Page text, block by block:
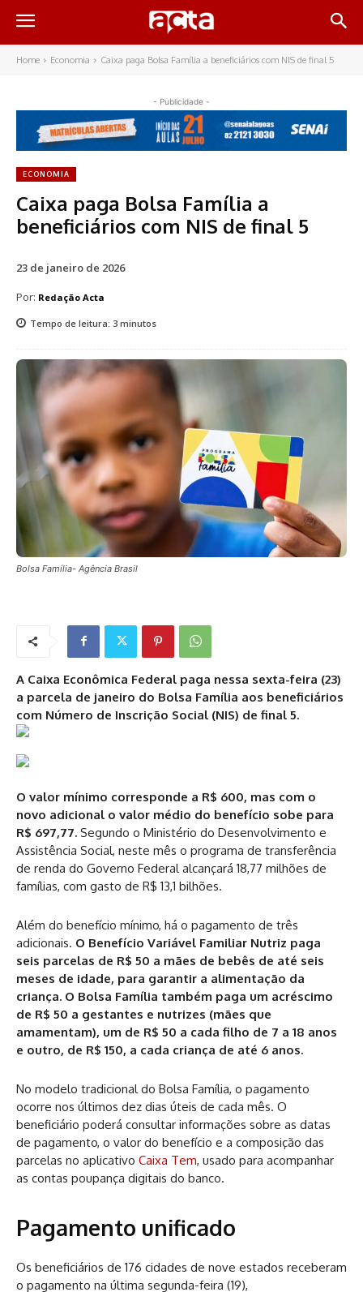
Home Economia Caixa paga Bolsa Família a beneficiários com NIS de final 5
- Publicidade -
ECONOMIA
Caixa paga Bolsa Família a
beneficiários com NIS de final 5
23 de janeiro de 2026
Por: Redação Acta
Tempo de leitura: 3 minutos
Bolsa Família- Agência Brasil
A Caixa Econômica Federal paga nessa sexta-feira (23)
a parcela de janeiro do Bolsa Família aos beneficiários
com Número de Inscrição Social (NIS) de final 5.
O valor mínimo corresponde a R$ 600, mas com o
novo adicional o valor médio do benefício sobe para
R$ 697,77. Segundo o Ministério do Desenvolvimento e
Assistência Social, neste mês o programa de transferência
de renda do Governo Federal alcançará 18,77 milhões de
famílias, com gasto de R$ 13,1 bilhões.
Além do benefício mínimo, há o pagamento de três
adicionais. O Benefício Variável Familiar Nutriz paga
seis parcelas de R$ 50 a mães de bebês de até seis
meses de idade, para garantir a alimentação da
criança. O Bolsa Família também paga um acréscimo
de R$ 50 a gestantes e nutrizes (mães que
amamentam), um de R$ 50 a cada filho de 7 a 18 anos
e outro, de R$ 150, a cada criança de até 6 anos.
No modelo tradicional do Bolsa Família, o pagamento
ocorre nos últimos dez dias úteis de cada mês. O
beneficiário poderá consultar informações sobre as datas
de pagamento, o valor do benefício e a composição das
parcelas no aplicativo Caixa Tem, usado para acompanhar
as contas poupança digitais do banco.
Pagamento unificado
Os beneficiários de 176 cidades de nove estados receberam
o pagamento na última segunda-feira (19),